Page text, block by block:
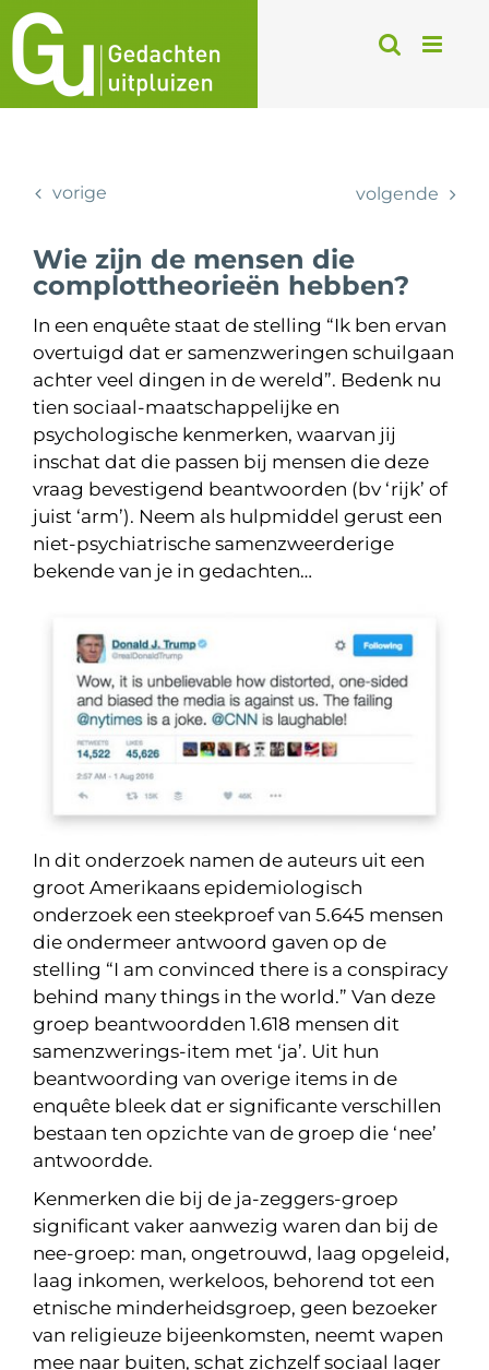
Ga
naar
inhoud
vorige volgende
Wie zijn de mensen die
complottheorieën hebben?
In een enquête staat de stelling “Ik ben ervan
overtuigd dat er samenzweringen schuilgaan
achter veel dingen in de wereld”. Bedenk nu
tien sociaal-maatschappelijke en
psychologische kenmerken, waarvan jij
inschat dat die passen bij mensen die deze
vraag bevestigend beantwoorden (bv ‘rijk’ of
juist ‘arm’). Neem als hulpmiddel gerust een
niet-psychiatrische samenzweerderige
bekende van je in gedachten…
In dit onderzoek namen de auteurs uit een
groot Amerikaans epidemiologisch
onderzoek een steekproef van 5.645 mensen
die ondermeer antwoord gaven op de
stelling “I am convinced there is a conspiracy
behind many things in the world.” Van deze
groep beantwoordden 1.618 mensen dit
samenzwerings-item met ‘ja’. Uit hun
beantwoording van overige items in de
enquête bleek dat er significante verschillen
bestaan ten opzichte van de groep die ‘nee’
antwoordde.
Kenmerken die bij de ja-zeggers-groep
significant vaker aanwezig waren dan bij de
nee-groep: man, ongetrouwd, laag opgeleid,
laag inkomen, werkeloos, behorend tot een
etnische minderheidsgroep, geen bezoeker
van religieuze bijeenkomsten, neemt wapen
mee naar buiten, schat zichzelf sociaal lager